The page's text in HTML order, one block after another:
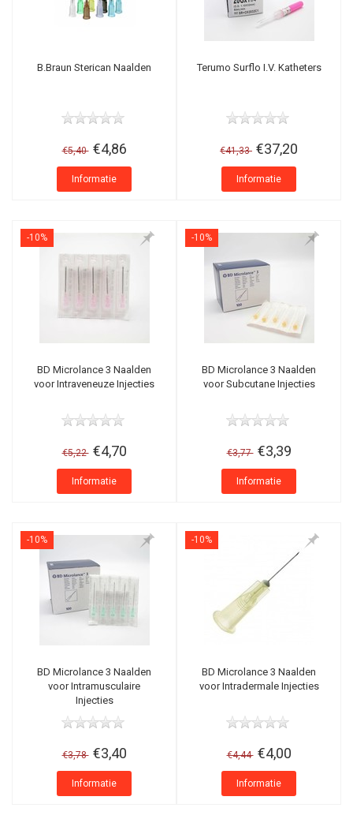
B.Braun Sterican Naalden
€5,40 €4,86
Informatie
Terumo Surflo I.V. Katheters
€41,33 €37,20
Informatie
-10%
BD Microlance 3 Naalden
voor Intraveneuze Injecties
€5,22 €4,70
Informatie
-10%
BD Microlance 3 Naalden
voor Subcutane Injecties
€3,77 €3,39
Informatie
-10%
BD Microlance 3 Naalden
voor Intramusculaire
Injecties
€3,78 €3,40
Informatie
-10%
BD Microlance 3 Naalden
voor Intradermale Injecties
€4,44 €4,00
Informatie